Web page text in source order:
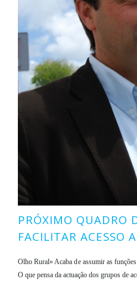
PRÓXIMO QUADRO
FACILITAR ACESSO
Olho Rural» Acaba de assumir as
O que pensa da actuação dos grupos de